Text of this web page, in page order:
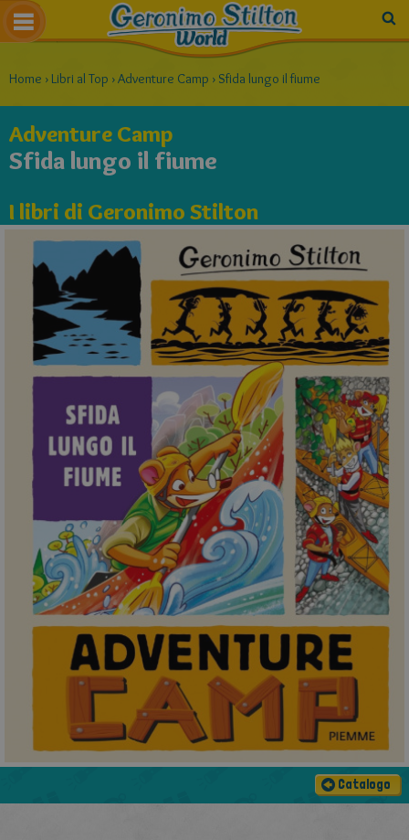
Home › Libri al Top ›Adventure Camp › Sfida lungo il fiume
Adventure Camp
Sfida lungo il fiume
I libri di Geronimo Stilton
Catalogo